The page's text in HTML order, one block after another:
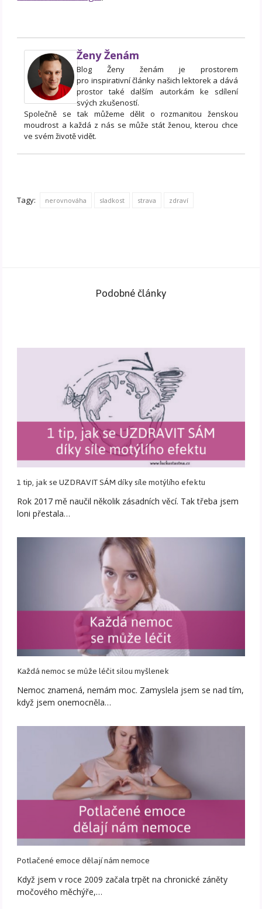
Ženy Ženám
Blog Ženy ženám je prostorem
pro inspirativní články našich lektorek a dává
prostor také dalším autorkám ke sdílení
svých zkušeností.
Společně se tak můžeme dělit o rozmanitou ženskou
moudrost a každá z nás se může stát ženou, kterou chce
ve svém životě vidět.
Tagy: nerovnováha sladkost strava zdraví
Podobné články
1 tip, jak se UZDRAVIT SÁM díky síle motýlího efektu
Rok 2017 mě naučil několik zásadních věcí. Tak třeba jsem
loni přestala…
Každá nemoc se může léčit silou myšlenek
Nemoc znamená, nemám moc. Zamyslela jsem se nad tím,
když jsem onemocněla…
Potlačené emoce dělají nám nemoce
Když jsem v roce 2009 začala trpět na chronické záněty
močového měchýře,…